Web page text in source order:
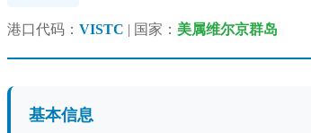
港口代码： VISTC | 国家： 美属维尔京群岛
基本信息